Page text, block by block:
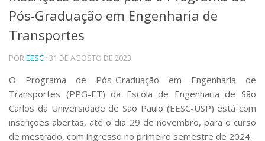
Telefones e Mapas
Pessoas
Ensino
Graduação
Educação a distância
Cursos de Extensão
Pesquisa e Inovação
Linhas de Pesquisa
Pós-Graduação em Engenharia de
Transportes
POREESC · 31 DE AGOSTO DE 2023
O Programa de Pós-Graduação em Engenharia de
Transportes (PPG-ET) da Escola de Engenharia de São
Carlos da Universidade de São Paulo (EESC-USP) está com
inscrições abertas, até o dia 29 de novembro, para o curso
de mestrado, com ingresso no primeiro semestre de 2024.